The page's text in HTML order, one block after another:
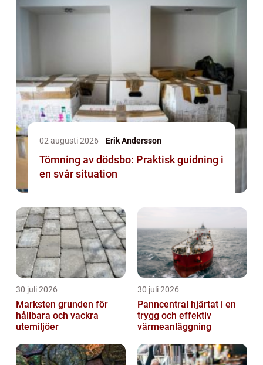
02 augusti 2026 Erik Andersson
Tömning av dödsbo: Praktisk guidning i
en svår situation
30 juli 2026
Marksten grunden för
hållbara och vackra
utemiljöer
30 juli 2026
Panncentral hjärtat i en
trygg och effektiv
värmeanläggning